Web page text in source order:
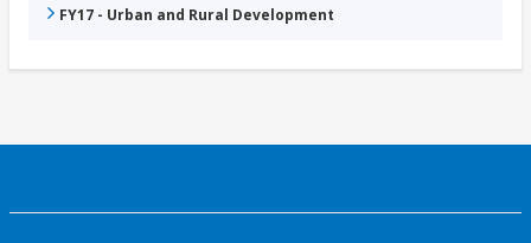
FY17 - Urban and Rural Development